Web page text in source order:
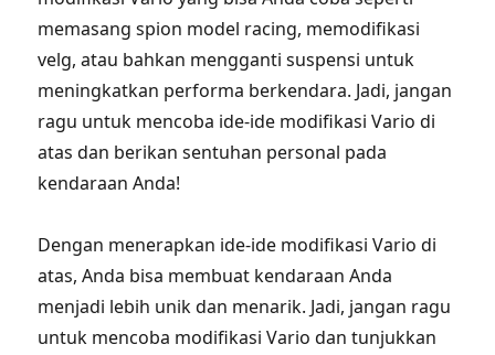
memasang spion model racing, memodifikasi
velg, atau bahkan mengganti suspensi untuk
meningkatkan performa berkendara. Jadi, jangan
ragu untuk mencoba ide-ide modifikasi Vario di
atas dan berikan sentuhan personal pada
kendaraan Anda!
Dengan menerapkan ide-ide modifikasi Vario di
atas, Anda bisa membuat kendaraan Anda
menjadi lebih unik dan menarik. Jadi, jangan ragu
untuk mencoba modifikasi Vario dan tunjukkan